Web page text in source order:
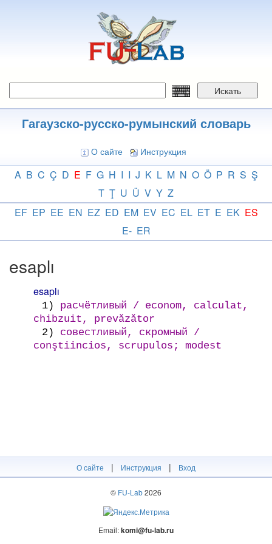
Искать
Гагаузско-русско-румынский словарь
О сайте Инструкция
A B C Ç D E F G H I I J K L M N O Ö P R S Ş
T Ţ U Ü V Y Z
EF EP EE EN EZ ED EM EV EC EL ET E EK ES
E- ER
esaplı
esaplı
1)
расчётливый / econom, calculat,
chibzuit, prevăzător
2)
совестливый, скромный /
conştiincios, scrupulos; modest
О сайте | Инструкция | Вход
© FU-Lab2026
Email:komi@fu-lab.ru